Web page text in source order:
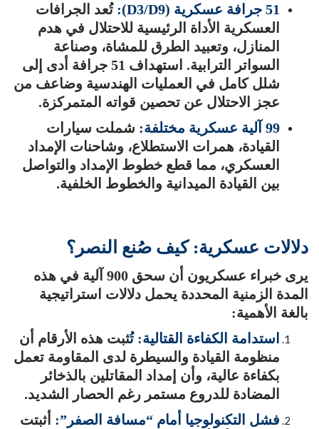
51 جرافة عسكرية (D3/D9):
تُعد الجرافات
العسكرية الأداة الرئيسية للاحتلال في هدم
المنازل، وتعبيد الطرق للمشاة، وصناعة
السواتر الترابية. استهداف 51 جرافة أدى إلى
شلل كامل في العمليات الهندسية وضاعف من
عجز الاحتلال عن تحصين قواته المتمركزة.
99 آلية عسكرية مختلفة:
شملت سيارات
القيادة، همرات الاستطلاع، وشاحنات الإمداد
العسكري، مما قطع خطوط الإمداد والتواصل
بين القيادة الميدانية والخطوط الخلفية.
دلالات عسكرية: كيف صُنع النصر؟
يرى خبراء عسكريون أن سحق 900 آلية في هذه
المدة الزمنية المحددة يحمل دلالات استراتيجية
بالغة الأهمية:
استدامة الكفاءة القتالية: تُثبت هذه الأرقام أن
منظومة القيادة والسيطرة لدى المقاومة تعمل
بكفاءة عالية، وأن إمداد المقاتلين بالذخائر
المضادة للدروع مستمر رغم الحصار الشديد.
فشل التكنولوجيا أمام “مسافة الصفر”: أثبتت